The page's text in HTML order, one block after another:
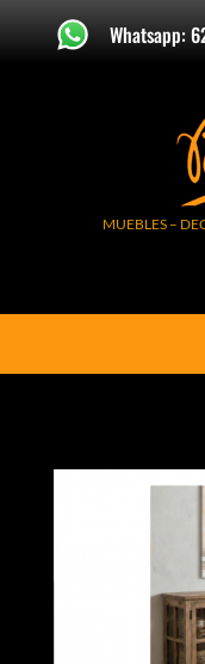
Whatsapp:
MUEBLES –